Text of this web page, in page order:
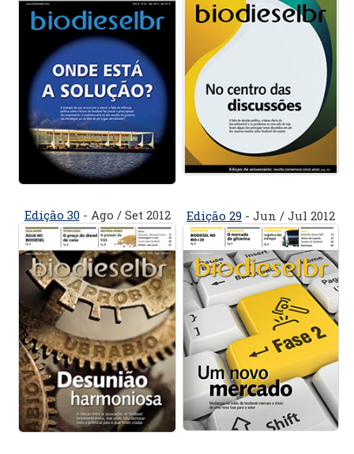
Edição 30- Ago / Set 2012 Edição 29 - Jun / Jul 2012